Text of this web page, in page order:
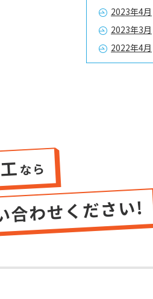
2023年4月
2023年3月
2022年4月